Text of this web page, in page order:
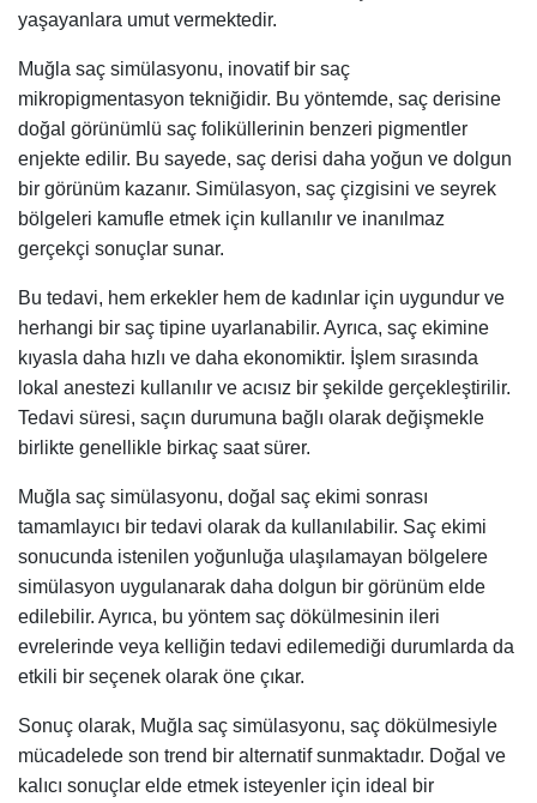
yaşayanlara umut vermektedir.
Muğla saç simülasyonu, inovatif bir saç
mikropigmentasyon tekniğidir. Bu yöntemde, saç derisine
doğal görünümlü saç foliküllerinin benzeri pigmentler
enjekte edilir. Bu sayede, saç derisi daha yoğun ve dolgun
bir görünüm kazanır. Simülasyon, saç çizgisini ve seyrek
bölgeleri kamufle etmek için kullanılır ve inanılmaz
gerçekçi sonuçlar sunar.
Bu tedavi, hem erkekler hem de kadınlar için uygundur ve
herhangi bir saç tipine uyarlanabilir. Ayrıca, saç ekimine
kıyasla daha hızlı ve daha ekonomiktir. İşlem sırasında
lokal anestezi kullanılır ve acısız bir şekilde gerçekleştirilir.
Tedavi süresi, saçın durumuna bağlı olarak değişmekle
birlikte genellikle birkaç saat sürer.
Muğla saç simülasyonu, doğal saç ekimi sonrası
tamamlayıcı bir tedavi olarak da kullanılabilir. Saç ekimi
sonucunda istenilen yoğunluğa ulaşılamayan bölgelere
simülasyon uygulanarak daha dolgun bir görünüm elde
edilebilir. Ayrıca, bu yöntem saç dökülmesinin ileri
evrelerinde veya kelliğin tedavi edilemediği durumlarda da
etkili bir seçenek olarak öne çıkar.
Sonuç olarak, Muğla saç simülasyonu, saç dökülmesiyle
mücadelede son trend bir alternatif sunmaktadır. Doğal ve
kalıcı sonuçlar elde etmek isteyenler için ideal bir